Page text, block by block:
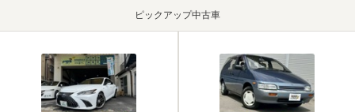
ピックアップ中古車